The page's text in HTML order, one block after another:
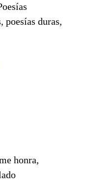
poesías duras,
honra,